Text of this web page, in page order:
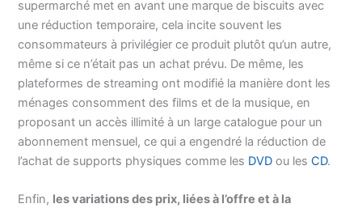
supermarché met en avant une marque de biscuits avec
une réduction temporaire, cela incite souvent les
consommateurs à privilégier ce produit plutôt qu’un autre,
même si ce n’était pas un achat prévu. De même, les
plateformes de streaming ont modifié la manière dont les
ménages consomment des films et de la musique, en
proposant un accès illimité à un large catalogue pour un
abonnement mensuel, ce qui a engendré la réduction de
l’achat de supports physiques comme les DVD ou les CD.
Enfin, les variations des prix, liées à l’offre et à la